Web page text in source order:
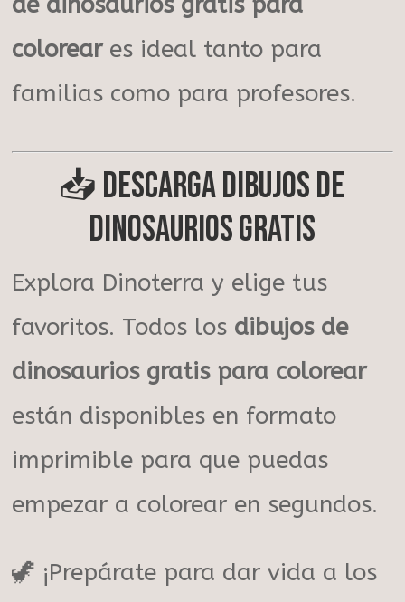
coloreares ideal tanto para
familias como para profesores.
📥 Descarga dibujos de
dinosaurios gratis
Explora Dinoterra y elige tus
favoritos. Todos los dibujos de
dinosaurios gratis para colorear
están disponibles en formato
imprimible para que puedas
empezar a colorear en segundos.
🦖 ¡Prepárate para dar vida a los